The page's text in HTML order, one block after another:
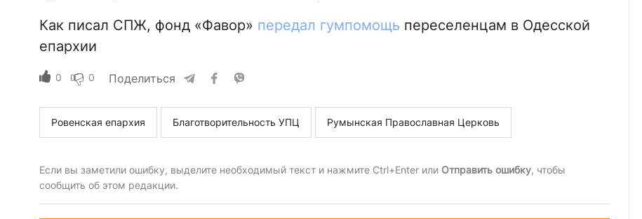
Как писал СПЖ, фонд «Фавор» передал гумпомощь переселенцам в Одесской
епархии
0 0 Поделиться
Ровенская епархия Благотворительность УПЦ Румынская Православная Церковь
Если вы заметили ошибку, выделите необходимый текст и нажмите Ctrl+Enter или Отправить ошибку, чтобы
сообщить об этом редакции.